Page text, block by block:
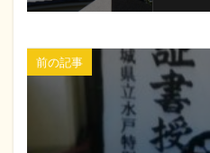
前の記事